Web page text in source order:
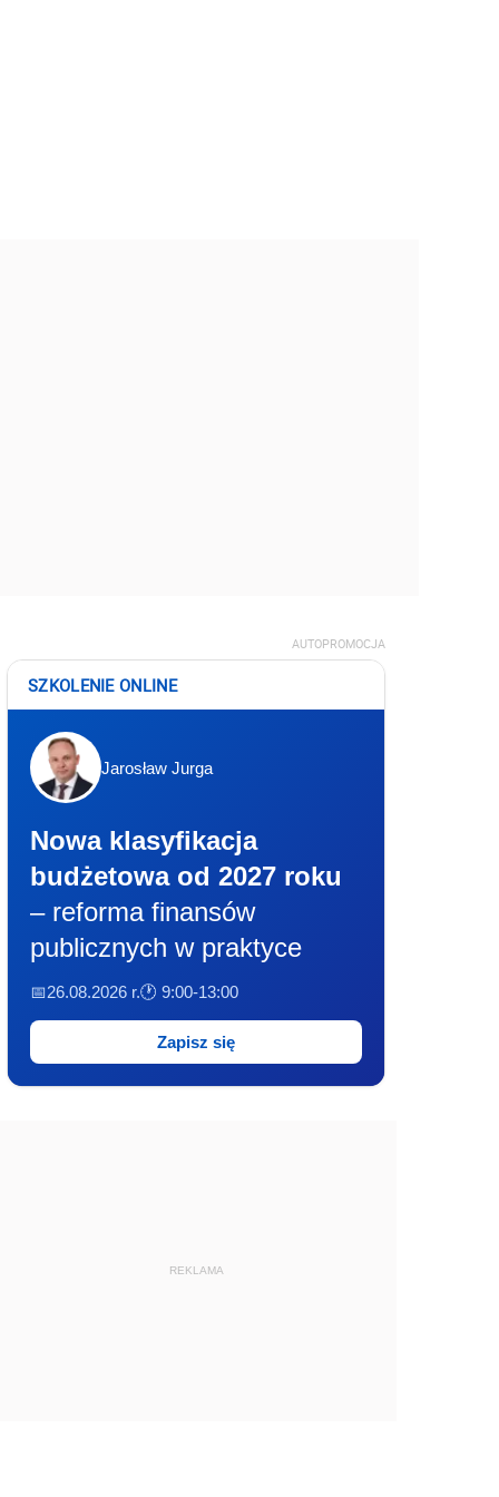
AUTOPROMOCJA
SZKOLENIE ONLINE
Jarosław Jurga
Nowa klasyfikacja
budżetowa od 2027 roku
– reforma finansów
publicznych w praktyce
📅26.08.2026 r.🕐 9:00-13:00
Zapisz się
REKLAMA